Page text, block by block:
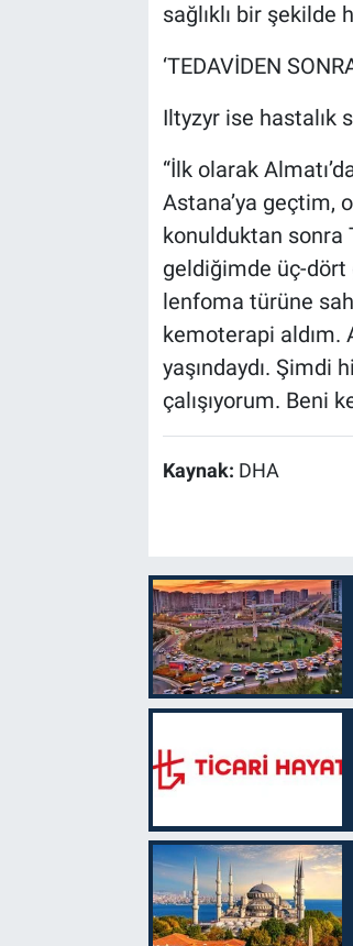
sağlıklı bir şekilde
‘TEDAVİDEN
Iltyzyr ise hastalık
“İlk olarak
Astana’ya geçtim,
konulduktan sonra
geldiğimde üç-
lenfoma türüne
kemoterapi aldım.
yaşındaydı. Şimdi
çalışıyorum. Beni
Kaynak: DHA